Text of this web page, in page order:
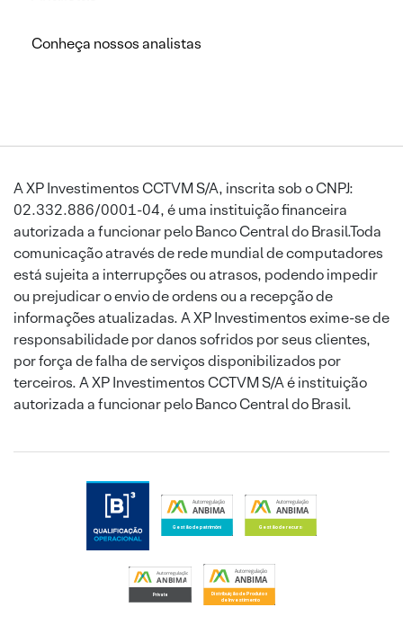
Conheça nossos analistas
A XP Investimentos CCTVM S/A, inscrita sob o CNPJ:
02.332.886/0001-04, é uma instituição financeira
autorizada a funcionar pelo Banco Central do Brasil.Toda
comunicação através de rede mundial de computadores
está sujeita a interrupções ou atrasos, podendo impedir
ou prejudicar o envio de ordens ou a recepção de
informações atualizadas. A XP Investimentos exime-se de
responsabilidade por danos sofridos por seus clientes,
por força de falha de serviços disponibilizados por
terceiros. A XP Investimentos CCTVM S/A é instituição
autorizada a funcionar pelo Banco Central do Brasil.